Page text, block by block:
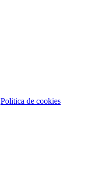
Politica de cookies